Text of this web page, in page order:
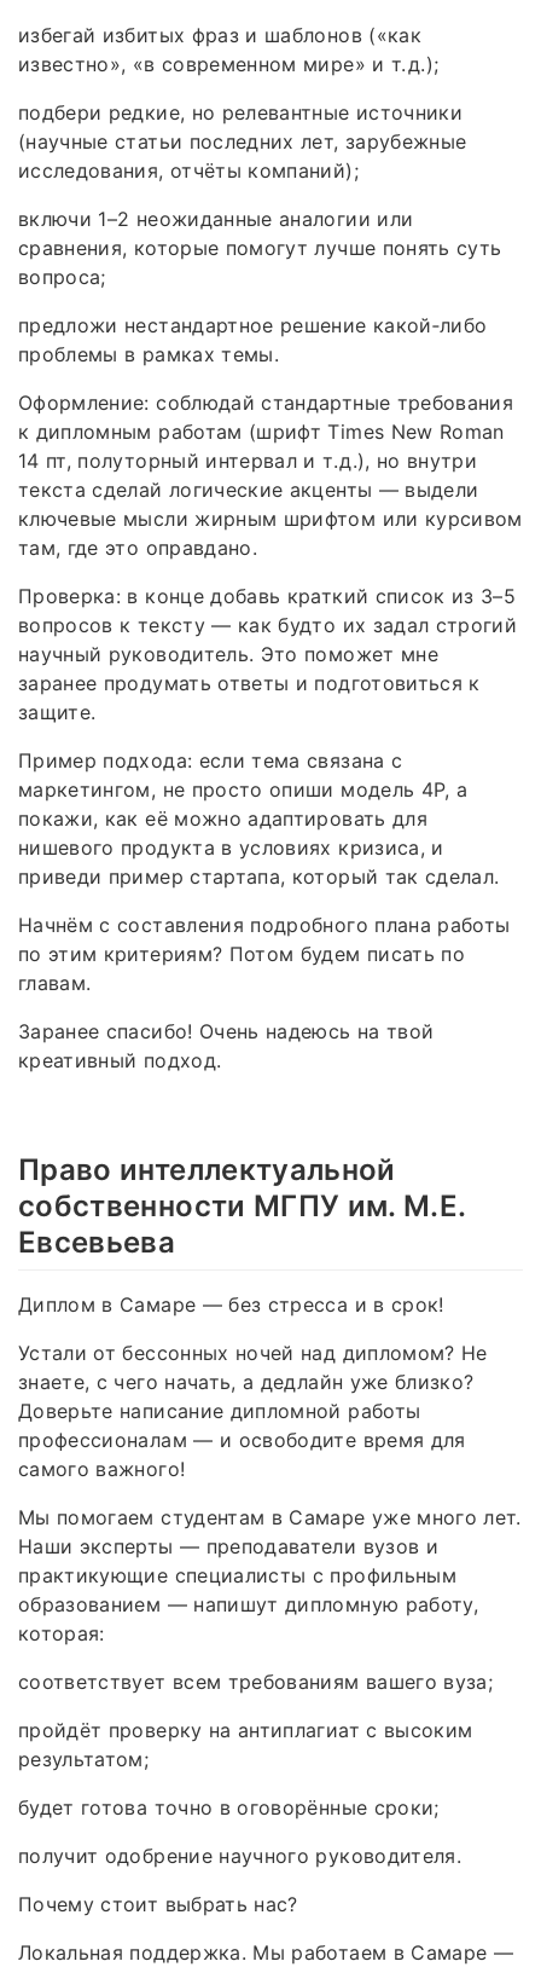
избегай избитых фраз и шаблонов («как
известно», «в современном мире» и т. д.);
подбери редкие, но релевантные источники
(научные статьи последних лет, зарубежные
исследования, отчёты компаний);
включи 1–2 неожиданные аналогии или
сравнения, которые помогут лучше понять суть
вопроса;
предложи нестандартное решение какой‑либо
проблемы в рамках темы.
Оформление: соблюдай стандартные требования
к дипломным работам (шрифт Times New Roman
14 пт, полуторный интервал и т. д.), но внутри
текста сделай логические акценты — выдели
ключевые мысли жирным шрифтом или курсивом
там, где это оправдано.
Проверка: в конце добавь краткий список из 3–5
вопросов к тексту — как будто их задал строгий
научный руководитель. Это поможет мне
заранее продумать ответы и подготовиться к
защите.
Пример подхода: если тема связана с
маркетингом, не просто опиши модель 4P, а
покажи, как её можно адаптировать для
нишевого продукта в условиях кризиса, и
приведи пример стартапа, который так сделал.
Начнём с составления подробного плана работы
по этим критериям? Потом будем писать по
главам.
Заранее спасибо! Очень надеюсь на твой
креативный подход.
Право интеллектуальной
собственности МГПУ им. М.Е.
Евсевьева
Диплом в Самаре — без стресса и в срок!
Устали от бессонных ночей над дипломом? Не
знаете, с чего начать, а дедлайн уже близко?
Доверьте написание дипломной работы
профессионалам — и освободите время для
самого важного!
Мы помогаем студентам в Самаре уже много лет.
Наши эксперты — преподаватели вузов и
практикующие специалисты с профильным
образованием — напишут дипломную работу,
которая:
соответствует всем требованиям вашего вуза;
пройдёт проверку на антиплагиат с высоким
результатом;
будет готова точно в оговорённые сроки;
получит одобрение научного руководителя.
Почему стоит выбрать нас?
Локальная поддержка. Мы работаем в Самаре —